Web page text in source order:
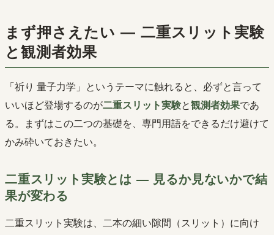
まず押さえたい ― 二重スリット実験
と観測者効果
「祈り 量子力学」というテーマに触れると、必ずと言って
いいほど登場するのが二重スリット実験と観測者効果であ
る。まずはこの二つの基礎を、専門用語をできるだけ避けて
かみ砕いておきたい。
二重スリット実験とは ― 見るか見ないかで結
果が変わる
二重スリット実験は、二本の細い隙間（スリット）に向け